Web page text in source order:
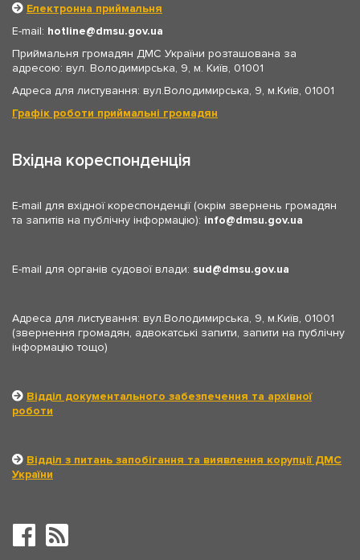
Електронна приймальня
E-mail: hotline
dmsu.gov.ua
Приймальня громадян ДМС України розташована за
адресою: вул. Володимирська, 9, м. Київ, 01001
Адреса для листування: вул.Володимирська, 9, м.Київ, 01001
Графік роботи приймальні громадян
Вхідна кореспонденція
E-mail для вхідної кореспонденції (окрім звернень громадян
та запитів на публічну інформацію): info dmsu.gov.ua
E-mail для органів судової влади: sud dmsu.gov.ua
Адреса для листування: вул.Володимирська, 9, м.Київ, 01001
(звернення громадян, адвокатські запити, запити на публічну
інформацію тощо)
Відділ документального забезпечення та архівної
роботи
Відділ з питань запобігання та виявлення корупції ДМС
України